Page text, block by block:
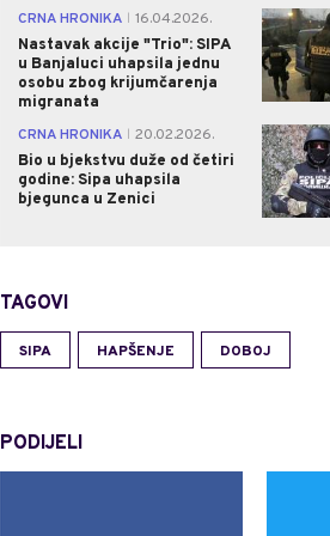
CRNA HRONIKA
16.04.2026.
Nastavak akcije "Trio": SIPA
u Banjaluci uhapsila jednu
osobu zbog krijumčarenja
migranata
CRNA HRONIKA
20.02.2026.
Bio u bjekstvu duže od četiri
godine: Sipa uhapsila
bjegunca u Zenici
TAGOVI
SIPA HAPŠENJE DOBOJ
PODIJELI